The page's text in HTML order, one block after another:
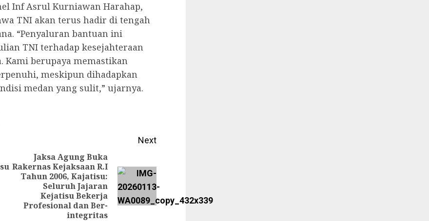
Inf Asrul Kurniawan Harahap,
TNI akan terus hadir di tengah
“Penyaluran bantuan ini
TNI terhadap kesejahteraan
Kami berupaya memastikan
meskipun dihadapkan
medan yang sulit,” ujarnya.
Previous
Next
Next
Jaksa Agung Buka
Rakernas Kejaksaan R.I
Tahun 2006, Kajatisu:
Seluruh Jajaran
Kejatisu Bekerja
Profesional dan Ber-
integritas